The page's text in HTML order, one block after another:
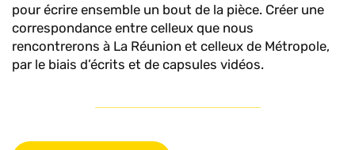
pour écrire ensemble un bout de la pièce. Créer une
correspondance entre celleux que nous
rencontrerons à La Réunion et celleux de Métropole,
par le biais d’écrits et de capsules vidéos.